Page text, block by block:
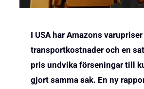
I USA har Amazons
transportkostnader och en
pris undvika förseningar till
gjort samma sak. En ny